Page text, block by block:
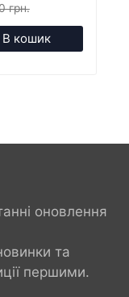
грн.
В кошик
оновлення
та
першими.